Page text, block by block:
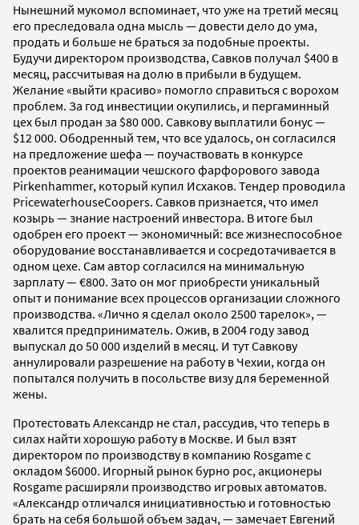
Нынешний мукомол вспоминает, что уже на третий месяц
его преследовала одна мысль — довести дело до ума,
продать и больше не браться за подобные проекты.
Будучи директором производства, Савков получал $400 в
месяц, рассчитывая на долю в прибыли в будущем.
Желание «выйти красиво» помогло справиться с ворохом
проблем. За год инвестиции окупились, и пергаминный
цех был продан за $80 000. Савкову выплатили бонус —
$12 000. Ободренный тем, что все удалось, он согласился
на предложение шефа — поучаствовать в конкурсе
проектов реанимации чешского фарфорового завода
Pirkenhammer, который купил Исхаков. Тендер проводила
PricewaterhouseCoopers. Савков признается, что имел
козырь — знание настроений инвестора. В итоге был
одобрен его проект — экономичный: все жизнеспособное
оборудование восстанавливается и сосредотачивается в
одном цехе. Сам автор согласился на минимальную
зарплату — €800. Зато он мог приобрести уникальный
опыт и понимание всех процессов организации сложного
производства. «Лично я сделал около 2500 тарелок», —
хвалится предприниматель. Ожив, в 2004 году завод
выпускал до 50 000 изделий в месяц. И тут Савкову
аннулировали разрешение на работу в Чехии, когда он
попытался получить в посольстве визу для беременной
жены.
Протестовать Александр не стал, рассудив, что теперь в
силах найти хорошую работу в Москве. И был взят
директором по производству в компанию Rosgame с
окладом $6000. Игорный рынок бурно рос, акционеры
Rosgame расширяли производство игровых автоматов.
«Александр отличался инициативностью и готовностью
брать на себя большой объем задач, — замечает Евгений